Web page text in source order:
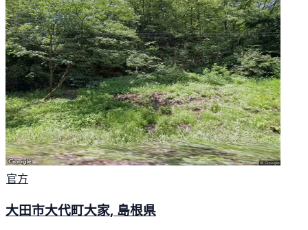
官方
大田市大代町大家, 島根県